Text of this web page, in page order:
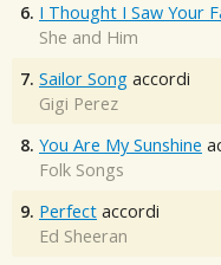
6. I Thought I Saw Your
She and Him
7. Sailor Song accordi
Gigi Perez
8. You Are My Sunshine
Folk Songs
9. Perfect accordi
Ed Sheeran